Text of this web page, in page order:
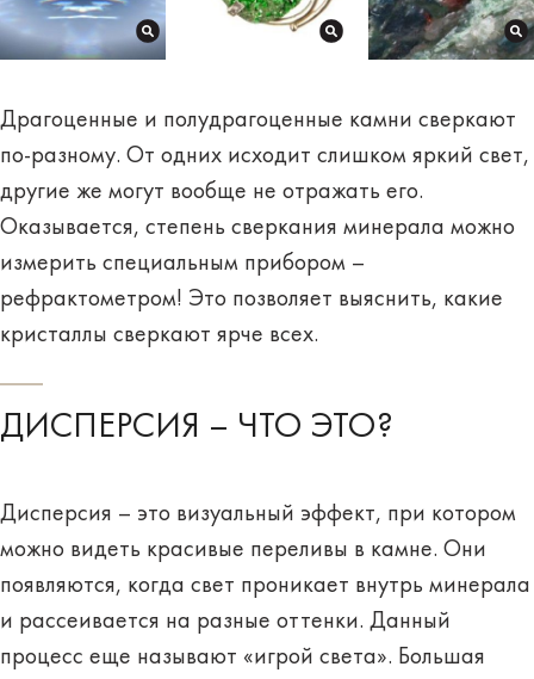
Драгоценные и полудрагоценные камни сверкают
по-разному. От одних исходит слишком яркий свет,
другие же могут вообще не отражать его.
Оказывается, степень сверкания минерала можно
измерить специальным прибором –
рефрактометром! Это позволяет выяснить, какие
кристаллы сверкают ярче всех.
ДИСПЕРСИЯ – ЧТО ЭТО?
Дисперсия – это визуальный эффект, при котором
можно видеть красивые переливы в камне. Они
появляются, когда свет проникает внутрь минерала
и рассеивается на разные оттенки. Данный
процесс еще называют «игрой света». Большая